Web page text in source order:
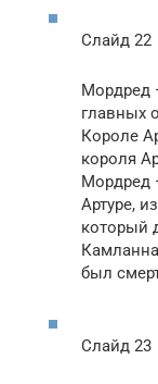
Слайд 22
Мордред
главных
Короле
короля
Мордред
Артуре,
который
был
Слайд 23